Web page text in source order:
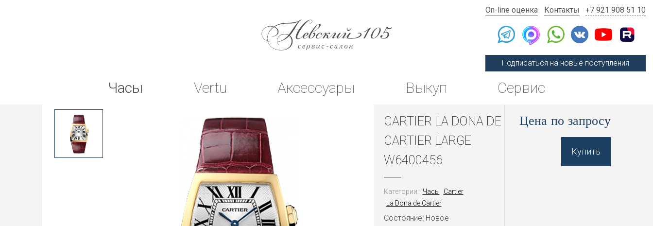
On-line оценка Контакты +7 921 908 51 10
Подписаться на новые поступления
Часы Vertu Аксессуары Выкуп Сервис
CARTIER LA DONA DE
CARTIER LARGE
W6400456
Категории: Часы
Cartier
La Dona de Cartier
Состояние: Новое
Цена по запросу
Купить